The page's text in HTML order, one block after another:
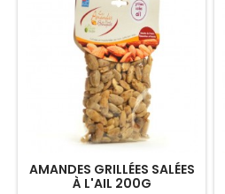
AMANDES GRILLÉES SALÉES
À L'AIL 200G